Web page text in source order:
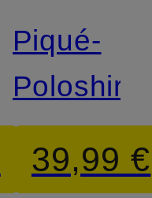
Piqué-
Poloshirt
39,99 €